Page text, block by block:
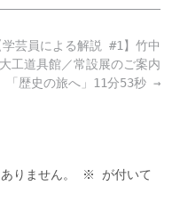
学芸員による解説 #1】竹中
大工道具館／常設展のご案内
「歴史の旅へ」11分53秒 →
りません。 ※
が付いて